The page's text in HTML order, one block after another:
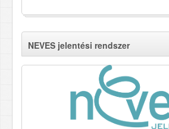
NEVES jelentési rendszer